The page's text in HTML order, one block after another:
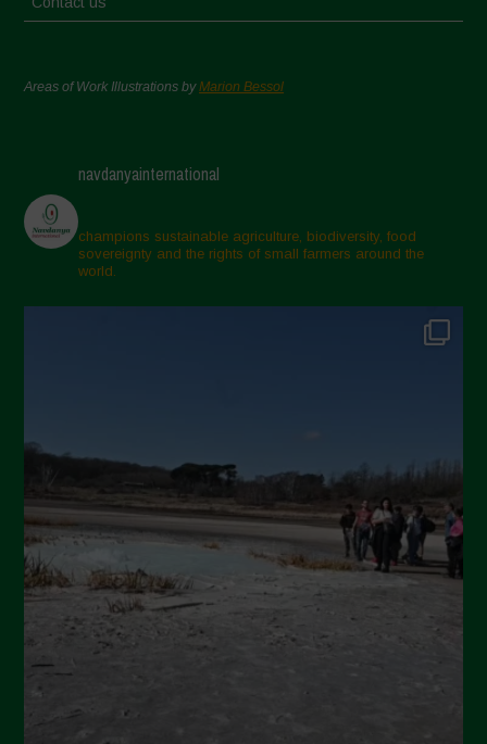
Areas of Work Illustrations byMarion Bessol
navdanyainternational
champions sustainable agriculture, biodiversity, food
sovereignty and the rights of small farmers around the
world.